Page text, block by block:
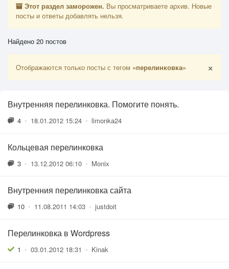
Этот раздел заморожен. Вы просматриваете архив. Новые
посты и ответы добавлять нельзя.
Найдено 20 постов
Отображаются только посты с тегом «перелинковка» ×
Внутренняя перелинковка. Помогите понять.
4 • 18.01.2012 15:24 • limonka24
Кольцевая перелинковка
3 • 13.12.2012 06:10 • Monix
Внутренния перелинковка сайта
10 • 11.08.2011 14:03 • justdoit
Перелинковка в Wordpress
1 • 03.01.2012 18:31 • Kinak